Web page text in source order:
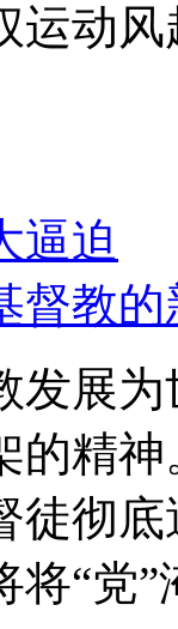
运动
逼迫
教的
发展
的精
徒彻
将“党”